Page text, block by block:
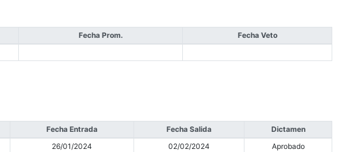
Fecha Prom.
Fecha Veto
Fecha Entrada Fecha Salida
Dictamen
26/01/2024 02/02/2024
Aprobado